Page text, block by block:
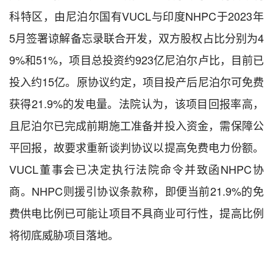
科特区，由尼泊尔国有VUCL与印度NHPC于2023年
5月签署谅解备忘录联合开发，双方股权占比分别为4
9%和51%，项目总投资约923亿尼泊尔卢比，目前已
投入约15亿。原协议约定，项目投产后尼泊尔可免费
获得21.9%的发电量。法院认为，该项目回报率高，
且尼泊尔已完成前期施工准备并投入资金，需保障公
平回报，故要求重新谈判协议以提高免费电力份额。
VUCL董事会已决定执行法院命令并致函NHPC协
商。NHPC则援引协议条款称，即便当前21.9%的免
费供电比例已可能让项目不具商业可行性，提高比例
将彻底威胁项目落地。